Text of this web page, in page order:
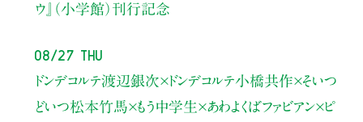
ウ』（小学館）刊行記念
08/27 Thu
ドンデコルテ渡辺銀次×ドンデコルテ小橋共作×そいつ
どいつ松本竹馬×もう中学生×あわよくばファビアン×ピ